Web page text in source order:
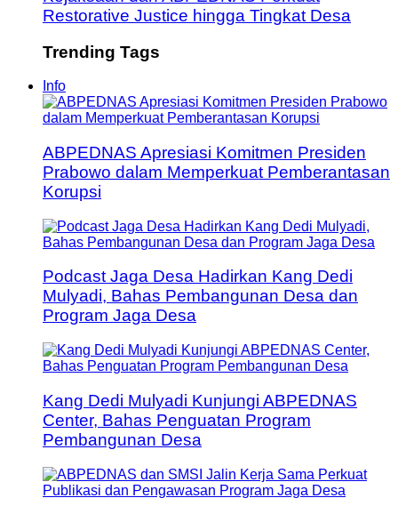
Restorative Justice hingga Tingkat Desa
Trending Tags
Info
ABPEDNAS Apresiasi Komitmen Presiden
Prabowo dalam Memperkuat Pemberantasan
Korupsi
Podcast Jaga Desa Hadirkan Kang Dedi
Mulyadi, Bahas Pembangunan Desa dan
Program Jaga Desa
Kang Dedi Mulyadi Kunjungi ABPEDNAS
Center, Bahas Penguatan Program
Pembangunan Desa